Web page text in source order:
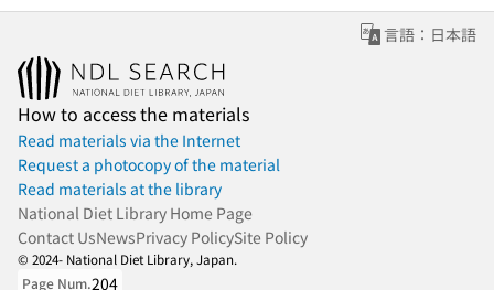
言語：日本語
How to access the materials
Read materials via the Internet
Request a photocopy of the material
Read materials at the library
National Diet Library Home Page
Contact UsNewsPrivacy PolicySite Policy
© 2024- National Diet Library, Japan.
Page Num.204